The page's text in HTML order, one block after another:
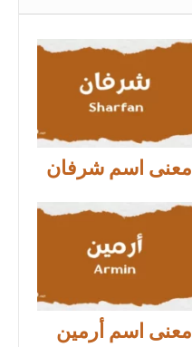
معنى اسم شرفان
معنى اسم أرمين